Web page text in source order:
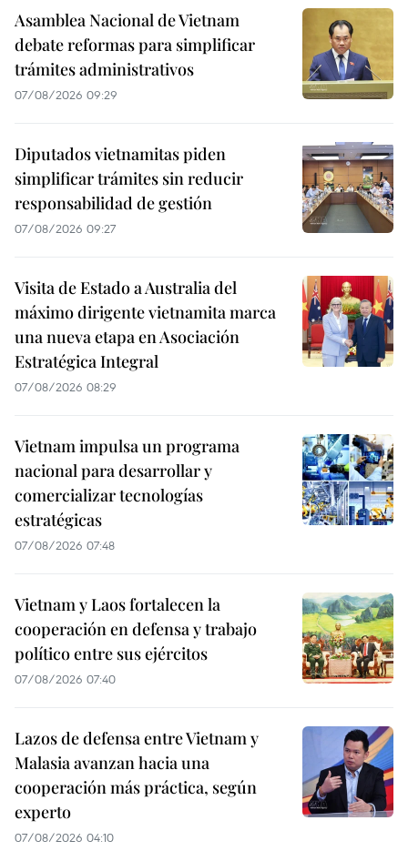
Asamblea Nacional de Vietnam
debate reformas para simplificar
trámites administrativos
07/08/2026 09:29
Diputados vietnamitas piden
simplificar trámites sin reducir
responsabilidad de gestión
07/08/2026 09:27
Visita de Estado a Australia del
máximo dirigente vietnamita marca
una nueva etapa en Asociación
Estratégica Integral
07/08/2026 08:29
Vietnam impulsa un programa
nacional para desarrollar y
comercializar tecnologías
estratégicas
07/08/2026 07:48
Vietnam y Laos fortalecen la
cooperación en defensa y trabajo
político entre sus ejércitos
07/08/2026 07:40
Lazos de defensa entre Vietnam y
Malasia avanzan hacia una
cooperación más práctica, según
experto
07/08/2026 04:10